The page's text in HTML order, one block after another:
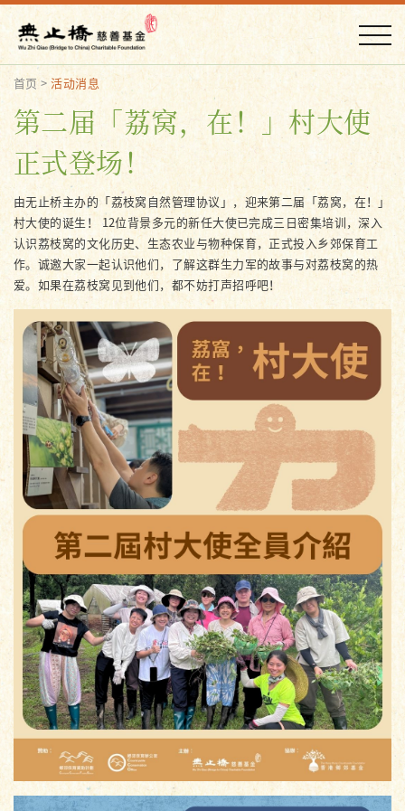
首页>活动消息
第二届「荔窝，在！」村大使
正式登场！
由无止桥主办的「荔枝窝自然管理协议」，迎来第二届「荔窝，在！」
村大使的诞生！ 12位背景多元的新任大使已完成三日密集培训，深入
认识荔枝窝的文化历史、生态农业与物种保育，正式投入乡郊保育工
作。诚邀大家一起认识他们，了解这群生力军的故事与对荔枝窝的热
爱。如果在荔枝窝见到他们，都不妨打声招呼吧！